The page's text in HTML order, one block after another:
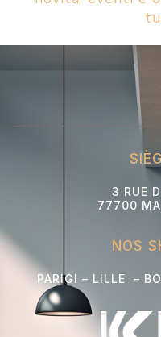
3 RUE
77700
NOS
PARIGI – LILLE –